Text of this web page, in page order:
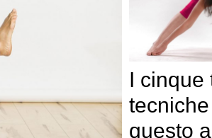
I cinque
questo